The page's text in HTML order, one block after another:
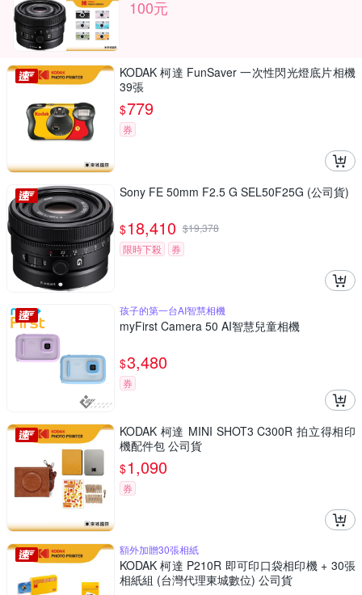
100元
KODAK 柯達 FunSaver 一次性閃光燈底片相機
39張
$779
券
Sony FE 50mm F2.5 G SEL50F25G (公司貨)
$18,410 $19,378
限時下殺
券
孩子的第一台AI智慧相機
myFirst Camera 50 AI智慧兒童相機
$3,480
券
KODAK 柯達 MINI SHOT3 C300R 拍立得相印
機配件包 公司貨
$1,090
券
額外加贈30張相紙
KODAK 柯達 P210R 即可印口袋相印機 + 30張
相紙組 (台灣代理東城數位) 公司貨